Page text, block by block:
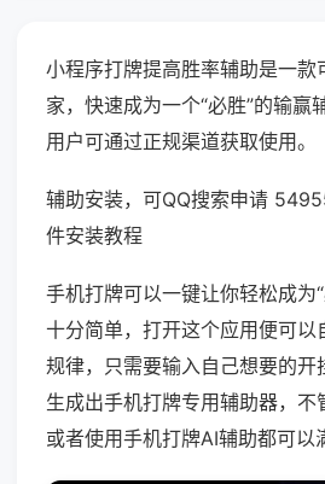
小程序打牌提高胜率辅助是一款
家，快速成为一个“必胜”的输赢
用户可通过正规渠道获取使用。
辅助安装，可QQ搜索申请
件安装教程
手机打牌可以一键让你轻松成为
十分简单，打开这个应用便可以
规律，只需要输入自己想要的开
生成出手机打牌专用辅助器，不
或者使用手机打牌AI辅助都可以